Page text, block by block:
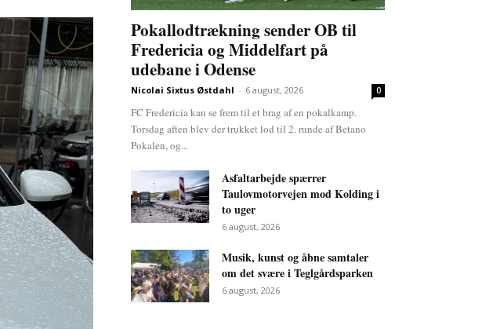
Pokallodtrækning sender OB til
Fredericia og Middelfart på
udebane i Odense
Nicolai Sixtus Østdahl - 6 august, 2026 0
FC Fredericia kan se frem til et brag af en pokalkamp.
Torsdag aften blev der trukket lod til 2. runde af Betano
Pokalen, og...
Asfaltarbejde spærrer
Taulovmotorvejen mod Kolding i
to uger
6 august, 2026
Musik, kunst og åbne samtaler
om det svære i Teglgårdsparken
6 august, 2026